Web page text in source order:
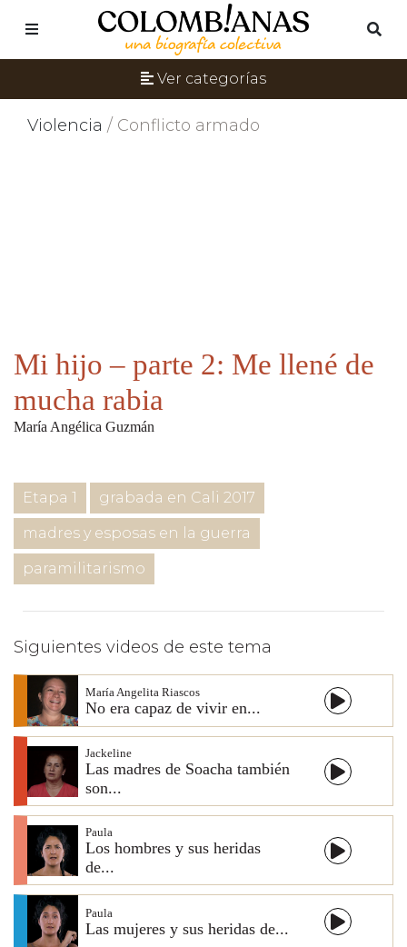
Ver categorías
Violencia / Conflicto armado
Mi hijo – parte 2: Me llené de
mucha rabia
María Angélica Guzmán
Etapa 1 grabada en Cali 2017
madres y esposas en la guerra
paramilitarismo
Siguientes videos de este tema
María Angelita Riascos
No era capaz de vivir en...
Jackeline
Las madres de Soacha también
son...
Paula
Los hombres y sus heridas
de...
Paula
Las mujeres y sus heridas de...